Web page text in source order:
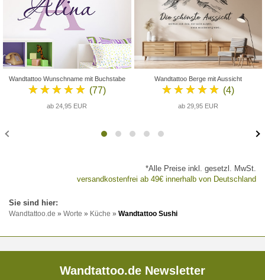
Wandtattoo Wunschname mit Buchstabe
★★★★★ (77)
ab 24,95 EUR
Wandtattoo Berge mit Aussicht
★★★★★ (4)
ab 29,95 EUR
*Alle Preise inkl. gesetzl. MwSt.
versandkostenfrei ab 49€ innerhalb von Deutschland
Wandtattoo.de » Worte » Küche » Wandtattoo Sushi
Wandtattoo.de Newsletter